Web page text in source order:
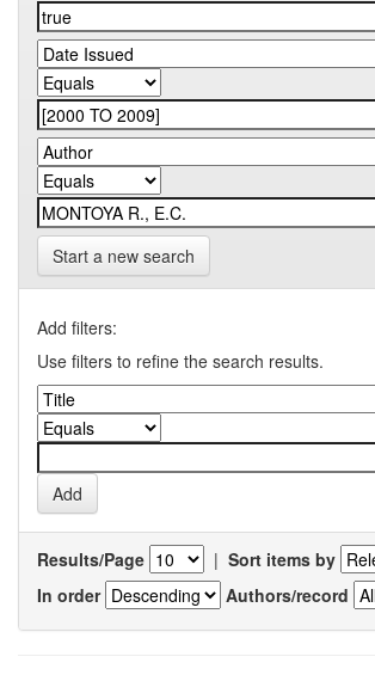
Start a new search
Add filters:
Use filters to refine the search results.
Results/Page | Sort items by
In order
Authors/record